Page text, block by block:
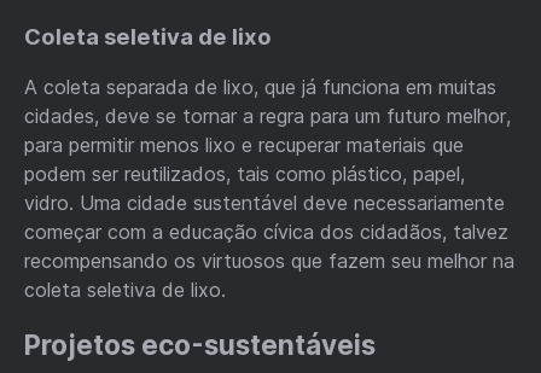
Coleta seletiva de lixo
A coleta separada de lixo, que já funciona em muitas
cidades, deve se tornar a regra para um futuro melhor,
para permitir menos lixo e recuperar materiais que
podem ser reutilizados, tais como plástico, papel,
vidro. Uma cidade sustentável deve necessariamente
começar com a educação cívica dos cidadãos, talvez
recompensando os virtuosos que fazem seu melhor na
coleta seletiva de lixo.
Projetos eco-sustentáveis